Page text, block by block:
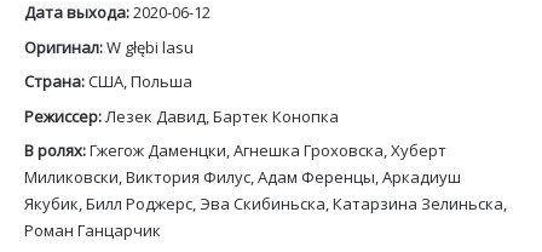
Дата выхода:2020-06-12
Оригинал:W głębi lasu
Страна:США, Польша
Режиссер: Лезек Давид, Бартек Конопка
В ролях:Гжегож Даменцки, Агнешка Гроховска, Хуберт
Миликовски, Виктория Филус, Адам Ференцы, Аркадиуш
Якубик, Билл Роджерс, Эва Скибиньска, Катарзина Зелиньска,
Роман Ганцарчик